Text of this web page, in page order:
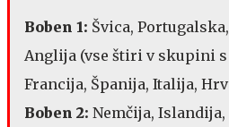
Boben 1: Švica,
Anglija (vse štiri v skupini
Francija, Španija, Italija,
Boben 2: Nemčija,